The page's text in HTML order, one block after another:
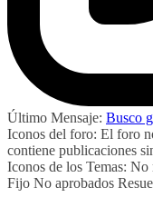
Último Mensaje: Busco
Iconos del foro: El foro
contiene publicaciones
Iconos de los Temas: No
Fijo No aprobados